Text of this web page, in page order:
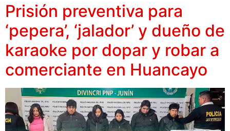
Prisión preventiva para
‘pepera’, ‘jalador’ y dueño de
karaoke por dopar y robar a
comerciante en Huancayo